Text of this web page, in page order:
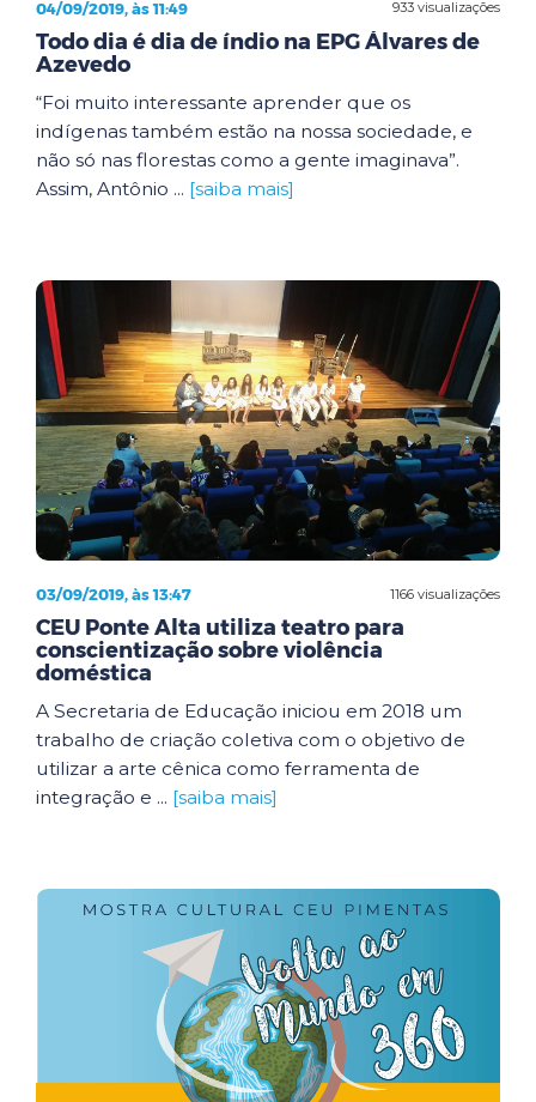
933 visualizações
04/09/2019, às 11:49
Todo dia é dia de índio na EPG Álvares de
Azevedo
“Foi muito interessante aprender que os
indígenas também estão na nossa sociedade, e
não só nas florestas como a gente imaginava”.
Assim, Antônio ... [saiba mais]
1166 visualizações
03/09/2019, às 13:47
CEU Ponte Alta utiliza teatro para
conscientização sobre violência
doméstica
A Secretaria de Educação iniciou em 2018 um
trabalho de criação coletiva com o objetivo de
utilizar a arte cênica como ferramenta de
integração e ... [saiba mais]